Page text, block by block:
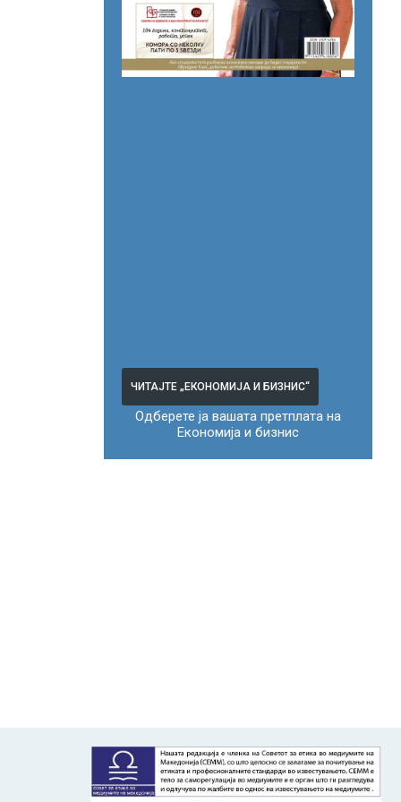
ЧИТАЈТЕ „ЕКОНОМИЈА И БИЗНИС“
Одберете ја вашата претплата на
Економија и бизнис